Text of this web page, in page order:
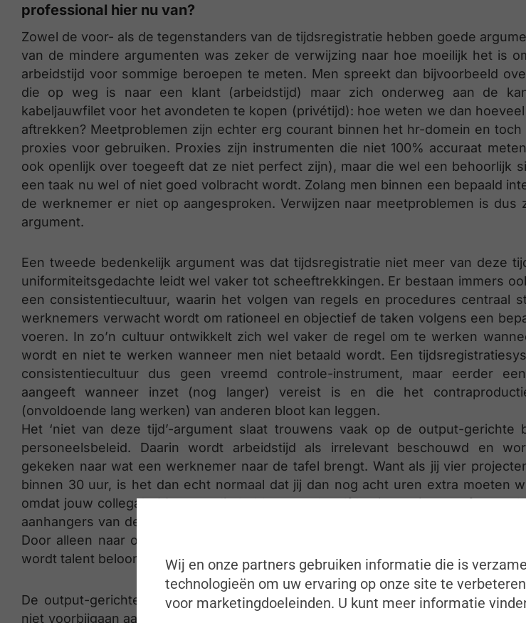
professional hier nu van?
Zowel de voor- als de tegenstanders van de tijdsregistratie hebben goede
van de mindere argumenten was zeker de verwijzing naar hoe moeilijk het is
arbeidstijd voor sommige beroepen te meten. Men spreekt dan bijvoorbeeld
die op weg is naar een klant (arbeidstijd) maar zich onderweg aan de
kabeljauwfilet voor het avondeten te kopen (privétijd): hoe weten we dan
aftrekken? Meetproblemen zijn echter erg courant binnen het hr-domein en toch
proxies voor gebruiken. Proxies zijn instrumenten die niet 100% accuraat
ook openlijk over toegeeft dat ze niet perfect zijn), maar die wel een behoorlijk
een taak nu wel of niet goed volbracht wordt. Zolang men binnen een bepaald
de werknemer er niet op aangesproken. Verwijzen naar meetproblemen is dus
argument.
Een tweede bedenkelijk argument was dat tijdsregistratie niet meer van deze
uniformiteitsgedachte leidt wel vaker tot scheeftrekkingen. Er bestaan immers
een consistentiecultuur, waarin het volgen van regels en procedures centraal
werknemers verwacht wordt om rationeel en objectief de taken volgens een
voeren. In zo’n cultuur ontwikkelt zich wel vaker de regel om te werken
wordt en niet te werken wanneer men niet betaald wordt. Een
consistentiecultuur dus geen vreemd controle-instrument, maar eerder
aangeeft wanneer inzet (nog langer) vereist is en die het
(onvoldoende lang werken) van anderen bloot kan leggen.
Het ‘niet van deze tijd’-argument slaat trouwens vaak op de output-gerichte
personeelsbeleid. Daarin wordt arbeidstijd als irrelevant beschouwd en
gekeken naar wat een werknemer naar de tafel brengt. Want als jij vier
binnen 30 uur, is het dan echt normaal dat jij dan nog acht uren extra moeten
omdat jouw collega’s 38 uur nodig hebben om dezelfde vier projecten af te
aanhangers van de output-gerichte benadering is tijdsregistratie dan ook
Door alleen naar output te kijken verdwijnt volgens hen zowat 90% van de
wordt talent beloond in de organisatie.
De output-gerichte benadering van personeelsbeleid heeft zeker verdienste,
niet voorbijgaan aan de impliciete veronderstelling die deze benadering maakt:
Wij en onze partners gebruiken informatie die is
technologieën om uw ervaring op onze site te
voor marketingdoeleinden. U kunt meer informatie